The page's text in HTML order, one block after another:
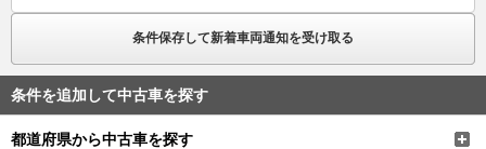
条件保存して新着車両通知を受け取る
条件を追加して中古車を探す
都道府県から中古車を探す